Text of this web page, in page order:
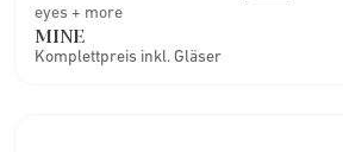
eyes + more
MINE
Komplettpreis inkl. Gläser